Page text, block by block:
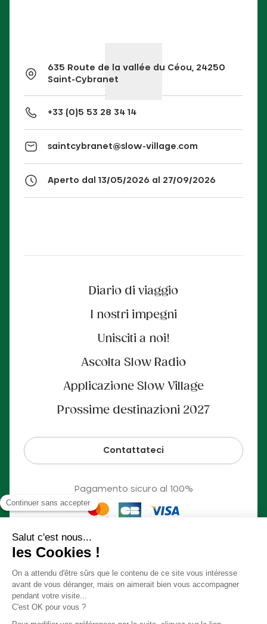
635 Route de la vallée du Céou, 24250
Saint-Cybranet
+33 (0)5 53 28 34 14
saintcybranet@slow-village.com
Aperto dal 13/05/2026 al 27/09/2026
Diario di viaggio
I nostri impegni
Unisciti a noi!
Ascolta Slow Radio
Applicazione Slow Village
Prossime destinazioni 2027
Contattateci
Pagamento sicuro al 100%